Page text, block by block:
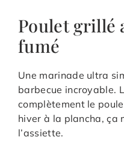
Poulet grillé
fumé
Une marinade ultra
barbecue incroyable.
complètement le
hiver à la plancha, ça
l’assiette.